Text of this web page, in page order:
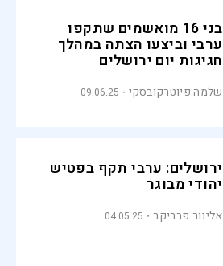
בני 16 מואשמים שתקפו
ערבי וביצעו הצתה במהלך
חגיגות יום ירושלים
שלמה פיוטרקובסקי 09.06.25
ירושלים: ערבי תקף בפטיש
יהודי מבוגר
אלינור פבריקר 04.05.25